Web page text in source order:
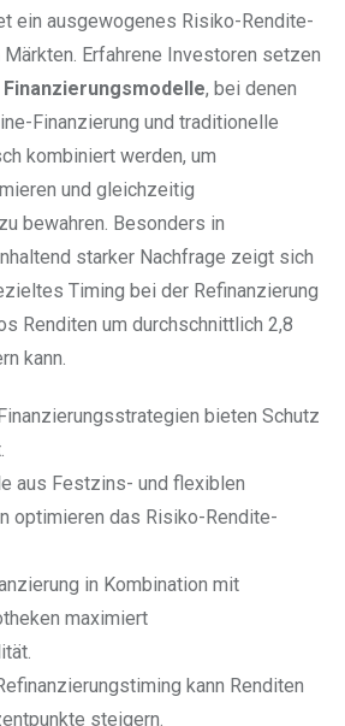
ein ausgewogenes Risiko-Rendite-
Erfahrene Investoren setzen
, bei denen
Finanzierung und traditionelle
kombiniert werden, um
und gleichzeitig
bewahren. Besonders in
starker Nachfrage zeigt sich
Timing bei der Refinanzierung
Renditen um durchschnittlich 2,8
kann.
bieten Schutz
aus Festzins- und flexiblen
optimieren das Risiko-Rendite-
in Kombination mit
maximiert
kann Renditen
steigern.